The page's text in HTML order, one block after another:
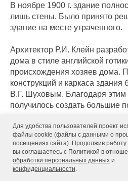
В ноябре 1900 г. здание
лишь стены. Было принято
здание на месте утраченного.
Архитектор Р.И. Клейн
дома в стиле английской
происхождения хозяев дома.
конструкций и каркаса
В.Г. Шуховым. Благодаря этим
получилось создать большие
огромными окнами-витринами.
здания впервые был применен
Новое здание было открыто
Здание было оборудовано
обратиться в справочную
Для удобства пользователей проект
файлы cookie (файлы с данными о
посещениях сайта). Продолжив работу
вы соглашаетесь с Политикой в
обработки персональных данных и
конфиденциальности.